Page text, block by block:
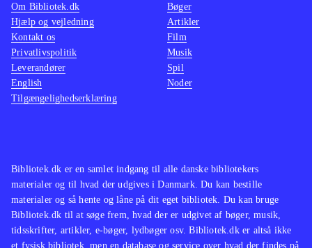
Bibliotek.dk er en samlet indgang til alle danske bibliotekers
materialer og til hvad der udgives i Danmark. Du kan bestille
materialer og så hente og låne på dit eget bibliotek. Du kan bruge
Bibliotek.dk til at søge frem, hvad der er udgivet af bøger, musik,
tidsskrifter, artikler, e-bøger, lydbøger osv. Bibliotek.dk er altså ikke
et fysisk bibliotek, men en database og service over hvad der findes på
Om Bibliotek.dk
Hjælp og vejledning
Kontakt os
Privatlivspolitik
Leverandører
English
Tilgængelighedserklæring
Bøger
Artikler
Film
Musik
Spil
Noder